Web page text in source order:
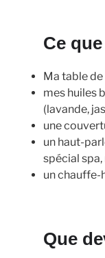
Ce
Ma table
mes huiles
(lavande,
une
un haut-
spécial
un chauffe-
Que